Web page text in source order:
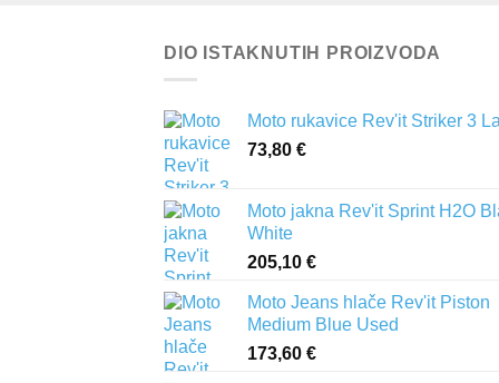
DIO ISTAKNUTIH PROIZVODA
Moto rukavice Rev'it Striker 3
73,80 €
Moto jakna Rev'it Sprint H2O
White
205,10 €
Moto Jeans hlače Rev'it Piston
Medium Blue Used
173,60 €